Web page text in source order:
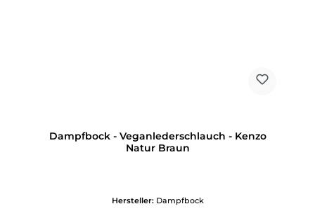
Dampfbock - Veganlederschlauch - Kenzo
Natur Braun
Hersteller: Dampfbock